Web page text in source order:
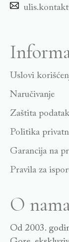
Uslovi
Naručivanje
Zaštita
Politika
Garancija na
Pravila za
O
Od 2003.